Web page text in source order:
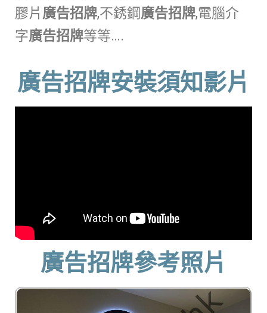
膠片 廣告招牌,不銹鋼廣告招牌,電腦介
字廣告招牌等等….
廣告招牌安裝須知影片
廣告招牌參考照片